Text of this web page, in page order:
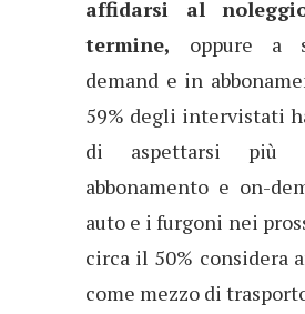
affidarsi al
termine, oppure a
demand e in
59% degli intervistati
di aspettarsi più
abbonamento e on-
auto e i furgoni nei
circa il 50% considera
come mezzo di